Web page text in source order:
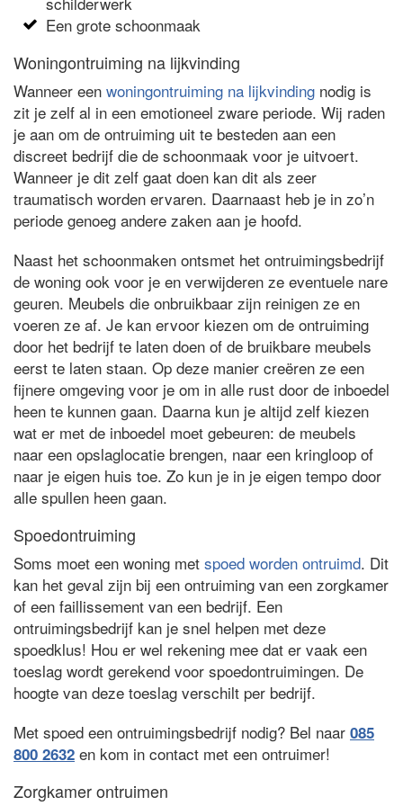
Een grote schoonmaak
Woningontruiming na lijkvinding
Wanneer een woningontruiming na lijkvinding nodig is
zit je zelf al in een emotioneel zware periode. Wij raden
je aan om de ontruiming uit te besteden aan een
discreet bedrijf die de schoonmaak voor je uitvoert.
Wanneer je dit zelf gaat doen kan dit als zeer
traumatisch worden ervaren. Daarnaast heb je in zo’n
periode genoeg andere zaken aan je hoofd.
Naast het schoonmaken ontsmet het ontruimingsbedrijf
de woning ook voor je en verwijderen ze eventuele nare
geuren. Meubels die onbruikbaar zijn reinigen ze en
voeren ze af. Je kan ervoor kiezen om de ontruiming
door het bedrijf te laten doen of de bruikbare meubels
eerst te laten staan. Op deze manier creëren ze een
fijnere omgeving voor je om in alle rust door de inboedel
heen te kunnen gaan. Daarna kun je altijd zelf kiezen
wat er met de inboedel moet gebeuren: de meubels
naar een opslaglocatie brengen, naar een kringloop of
naar je eigen huis toe. Zo kun je in je eigen tempo door
alle spullen heen gaan.
Spoedontruiming
Soms moet een woning met spoed worden ontruimd. Dit
kan het geval zijn bij een ontruiming van een zorgkamer
of een faillissement van een bedrijf. Een
ontruimingsbedrijf kan je snel helpen met deze
spoedklus! Hou er wel rekening mee dat er vaak een
toeslag wordt gerekend voor spoedontruimingen. De
hoogte van deze toeslag verschilt per bedrijf.
Met spoed een ontruimingsbedrijf nodig? Bel naar 085
800 2632 en kom in contact met een ontruimer!
Zorgkamer ontruimen